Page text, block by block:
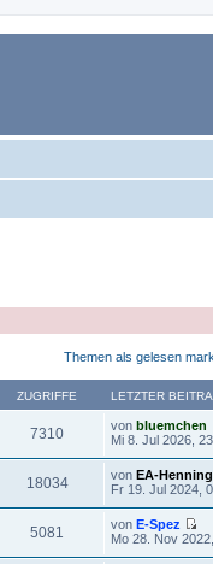
Themen als gelesen
ZUGRIFFE LETZTER
7310 von bluemchen
Mi 8. Jul 2026,
18034 von EA-Henning
Fr 19. Jul 2024,
5081 von E-Spez
N
Mo 28. Nov